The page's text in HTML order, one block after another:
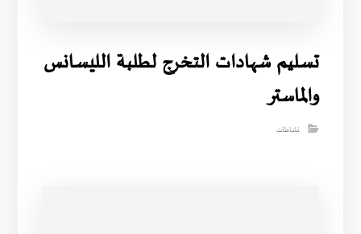
تسليم شهادات التخرج لطلبة الليسانس
والماستر
نشاطات